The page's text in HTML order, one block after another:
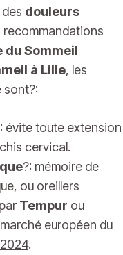
douleurs
recommandations
du Sommeil
à Lille, les
sont?:
évite toute extension
cervical.
?: mémoire de
ou oreillers
Tempur ou
européen du
.